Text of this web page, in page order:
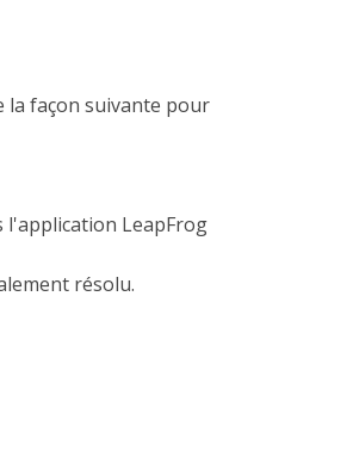
la façon suivante pour
l'application LeapFrog
résolu.